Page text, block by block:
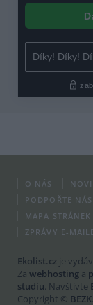
O NÁS
PODPOŘTE NÁS
MAPA STRÁNEK
ZPRÁVY E-
Ekolist.cz je
Za webhosting a
studiu. Navštivte
Copyright © BEZK